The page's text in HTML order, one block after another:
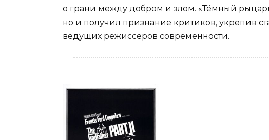
о грани между добром и злом. «Тёмный
но и получил признание критиков, укрепив
ведущих режиссеров современности.